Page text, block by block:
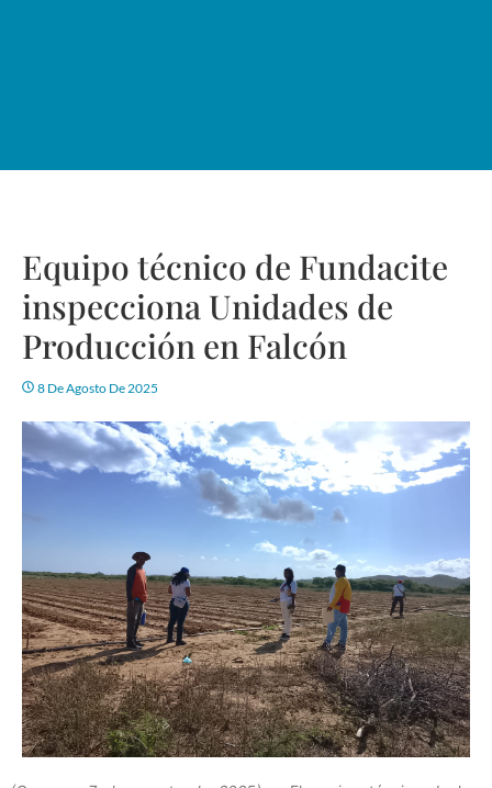
Equipo técnico de Fundacite
inspecciona Unidades de
Producción en Falcón
8 De Agosto De 2025